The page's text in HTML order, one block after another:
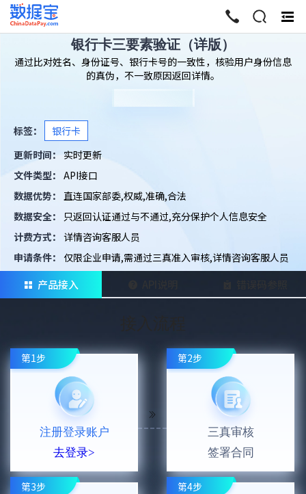
终
起
银行卡三要素验证（详版）
通过比对姓名、身份证号、银行卡号的一致性，核验用户身份信息
的真伪，不一致原因返回详情。
标签：
银行卡
更新时间：
实时更新
文件类型： API接口
数据优势： 直连国家部委,权威,准确,合法
数据安全：
只返回认证通过与不通过,充分保护个人信息安全
计费方式： 详情咨询客服人员
申请条件：
仅限企业申请,需通过三真准入审核,详情咨询客服人员
产品接入
第1步
注册登录账户
去登录>
第2步
三真审核
签署合同
第3步 第4步